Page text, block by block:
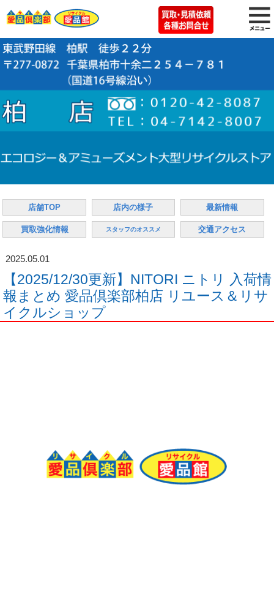
店舗TOP 店内の様子 最新情報
買取強化情報 スタッフのオススメ 交通アクセス
2025.05.01
【2025/12/30更新】NITORI ニトリ 入荷情
報まとめ 愛品倶楽部柏店 リユース＆リサ
イクルショップ